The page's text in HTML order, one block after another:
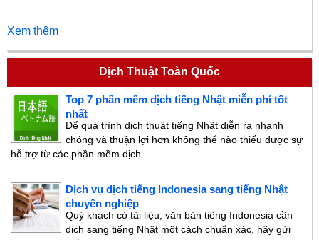
Xem thêm
Dịch Thuật Toàn Quốc
Top 7 phần mềm dịch tiếng Nhật miễn phí tốt
nhất
Để quá trình dịch thuật tiếng Nhật diễn ra nhanh
chóng và thuận lợi hơn không thể nào thiếu được sự
hỗ trợ từ các phần mềm dịch.
Dịch vụ dịch tiếng Indonesia sang tiếng Nhật
chuyên nghiệp
Quý khách có tài liệu, văn bản tiếng Indonesia cần
dịch sang tiếng Nhật một cách chuẩn xác, hãy gửi